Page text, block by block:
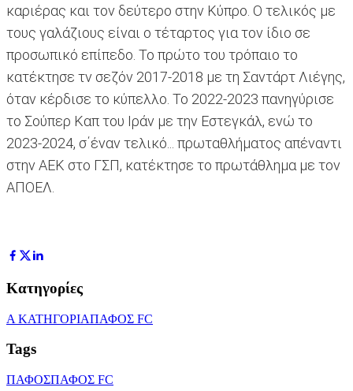
καριέρας και τον δεύτερο στην Κύπρο. Ο τελικός με
τους γαλάζιους είναι ο τέταρτος για τον ίδιο σε
προσωπικό επίπεδο. Το πρώτο του τρόπαιο το
κατέκτησε τν σεζόν 2017-2018 με τη Σαντάρτ Λιέγης,
όταν κέρδισε το κύπελλο. Το 2022-2023 πανηγύρισε
το Σούπερ Καπ του Ιράν με την Εστεγκάλ, ενώ το
2023-2024, σ΄έναν τελικό... πρωταθλήματος απέναντι
στην ΑΕΚ στο ΓΣΠ, κατέκτησε το πρωτάθλημα με τον
ΑΠΟΕΛ.
Κατηγορίες
Α ΚΑΤΗΓΟΡΙΑΠΑΦΟΣ FC
Tags
ΠΑΦΟΣΠΑΦΟΣ FC